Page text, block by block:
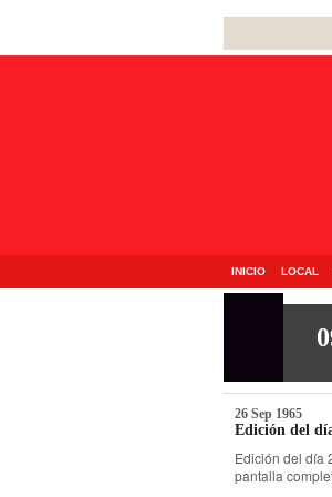
INICIO LOCAL
26 Sep 1965
Edición del
Edición del día
pantalla